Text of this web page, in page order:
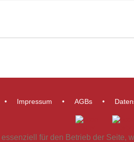
Impressum AGBs
für den Betrieb der